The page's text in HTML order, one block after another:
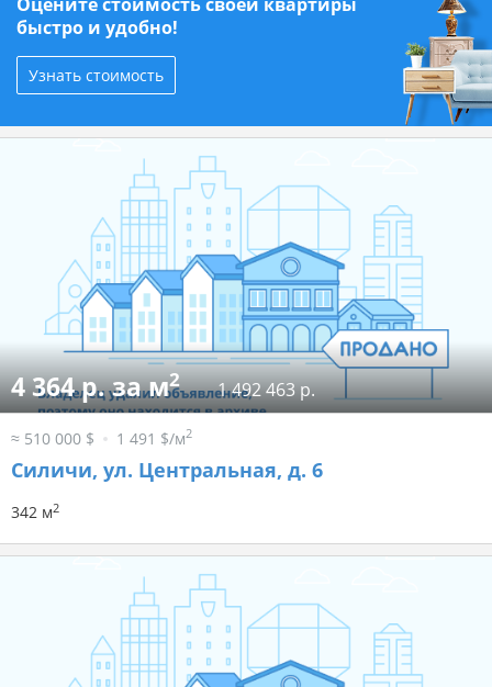
быстро и удобно!
Узнать стоимость
4 364 р. за м2 1 492 463 р.
≈ 510 000 $ 1 491 $/м2
Силичи, ул. Центральная, д. 6
342 м2